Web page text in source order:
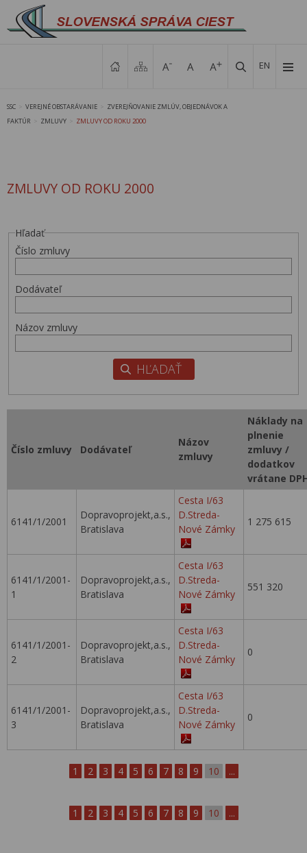
EN
SSC VEREJNÉ OBSTARÁVANIE
ZVEREJŇOVANIE ZMLÚV, OBJEDNÁVOK A
FAKTÚR
ZMLUVY ZMLUVY OD ROKU 2000
ZMLUVY OD ROKU 2000
Hľadať
Číslo zmluvy
Dodávateľ
Názov zmluvy
Číslo zmluvy Dodávateľ
Názov
zmluvy
Náklady na
plnenie
zmluvy /
dodatkov
vrátane
6141/1/2001
Dopravoprojekt,a.s.,
Bratislava
Cesta I/63
D.Streda-
Nové Zámky
1 275 615
6141/1/2001-
1
Dopravoprojekt,a.s.,
Bratislava
Cesta I/63
D.Streda-
Nové Zámky
551 320
6141/1/2001-
2
Dopravoprojekt,a.s.,
Bratislava
Cesta I/63
D.Streda-
Nové Zámky
0
6141/1/2001-
3
Dopravoprojekt,a.s.,
Bratislava
Cesta I/63
D.Streda-
Nové Zámky
0
1 2 3 4 5 6 7 8 9 10 ...
1 2 3 4 5 6 7 8 9 10 ...